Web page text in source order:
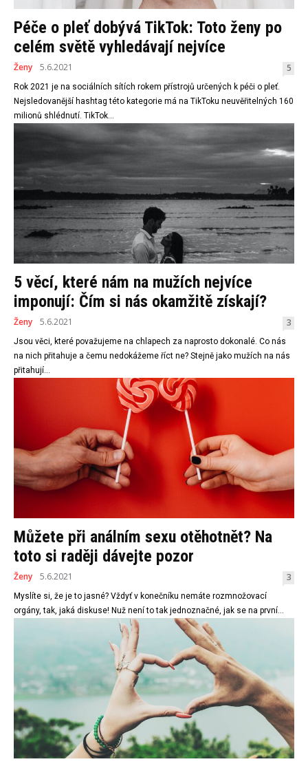
Péče o pleť dobývá TikTok: Toto ženy po
celém světě vyhledávají nejvíce
Ženy 5.6.2021 5
Rok 2021 je na sociálních sítích rokem přístrojů určených k péči o pleť.
Nejsledovanější hashtag této kategorie má na TikToku neuvěřitelných 160
milionů shlédnutí. TikTok...
5 věcí, které nám na mužích nejvíce
imponují: Čím si nás okamžitě získají?
Ženy 5.6.2021 3
Jsou věci, které považujeme na chlapech za naprosto dokonalé. Co nás
na nich přitahuje a čemu nedokážeme říct ne? Stejně jako mužích na nás
přitahují...
Můžete při análním sexu otěhotnět? Na
toto si raději dávejte pozor
Ženy 5.6.2021 3
Myslíte si, že je to jasné? Vždyť v konečníku nemáte rozmnožovací
orgány, tak, jaká diskuse! Nuž není to tak jednoznačné, jak se na první...